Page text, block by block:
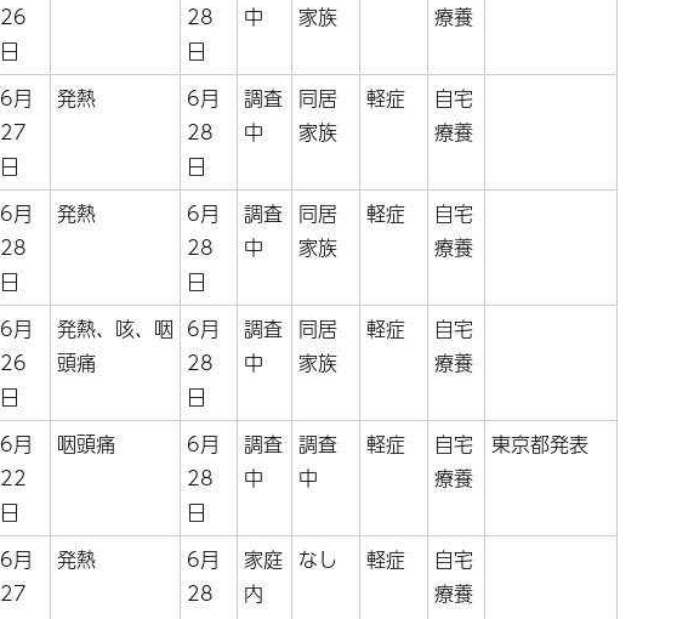
26
日
28
日
中
家族
療養
6月
27
日
発熱
6月
28
日
調査
中
同居
家族
軽症
自宅
療養
6月
28
日
発熱
6月
28
日
調査
中
同居
家族
軽症
自宅
療養
6月
26
日
発熱、咳、咽
頭痛
6月
28
日
調査
中
同居
家族
軽症
自宅
療養
6月
22
日
咽頭痛
6月
28
日
調査
中
調査
中
軽症
自宅
療養
東京都発表
6月
27
発熱
6月
28
家庭
内
なし 軽症
自宅
療養